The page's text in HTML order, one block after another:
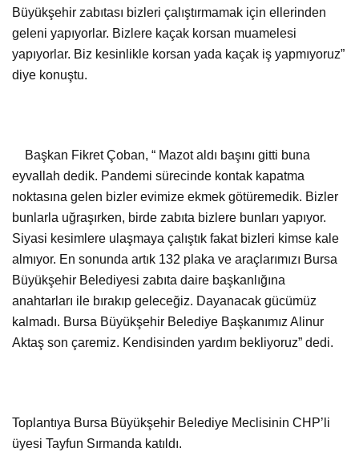
Büyükşehir zabıtası bizleri çalıştırmamak için ellerinden
geleni yapıyorlar. Bizlere kaçak korsan muamelesi
yapıyorlar. Biz kesinlikle korsan yada kaçak iş yapmıyoruz”
diye konuştu.
Başkan Fikret Çoban, “ Mazot aldı başını gitti buna
eyvallah dedik. Pandemi sürecinde kontak kapatma
noktasına gelen bizler evimize ekmek götüremedik. Bizler
bunlarla uğraşırken, birde zabıta bizlere bunları yapıyor.
Siyasi kesimlere ulaşmaya çalıştık fakat bizleri kimse kale
almıyor. En sonunda artık 132 plaka ve araçlarımızı Bursa
Büyükşehir Belediyesi zabıta daire başkanlığına
anahtarları ile bırakıp geleceğiz. Dayanacak gücümüz
kalmadı. Bursa Büyükşehir Belediye Başkanımız Alinur
Aktaş son çaremiz. Kendisinden yardım bekliyoruz” dedi.
Toplantıya Bursa Büyükşehir Belediye Meclisinin CHP’li
üyesi Tayfun Sırmanda katıldı.